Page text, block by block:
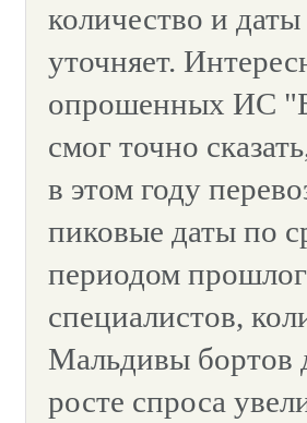
количество и
уточняет.
опрошенных ИС
смог точно
в этом году
пиковые даты по
периодом
специалистов,
Мальдивы бортов
росте спроса